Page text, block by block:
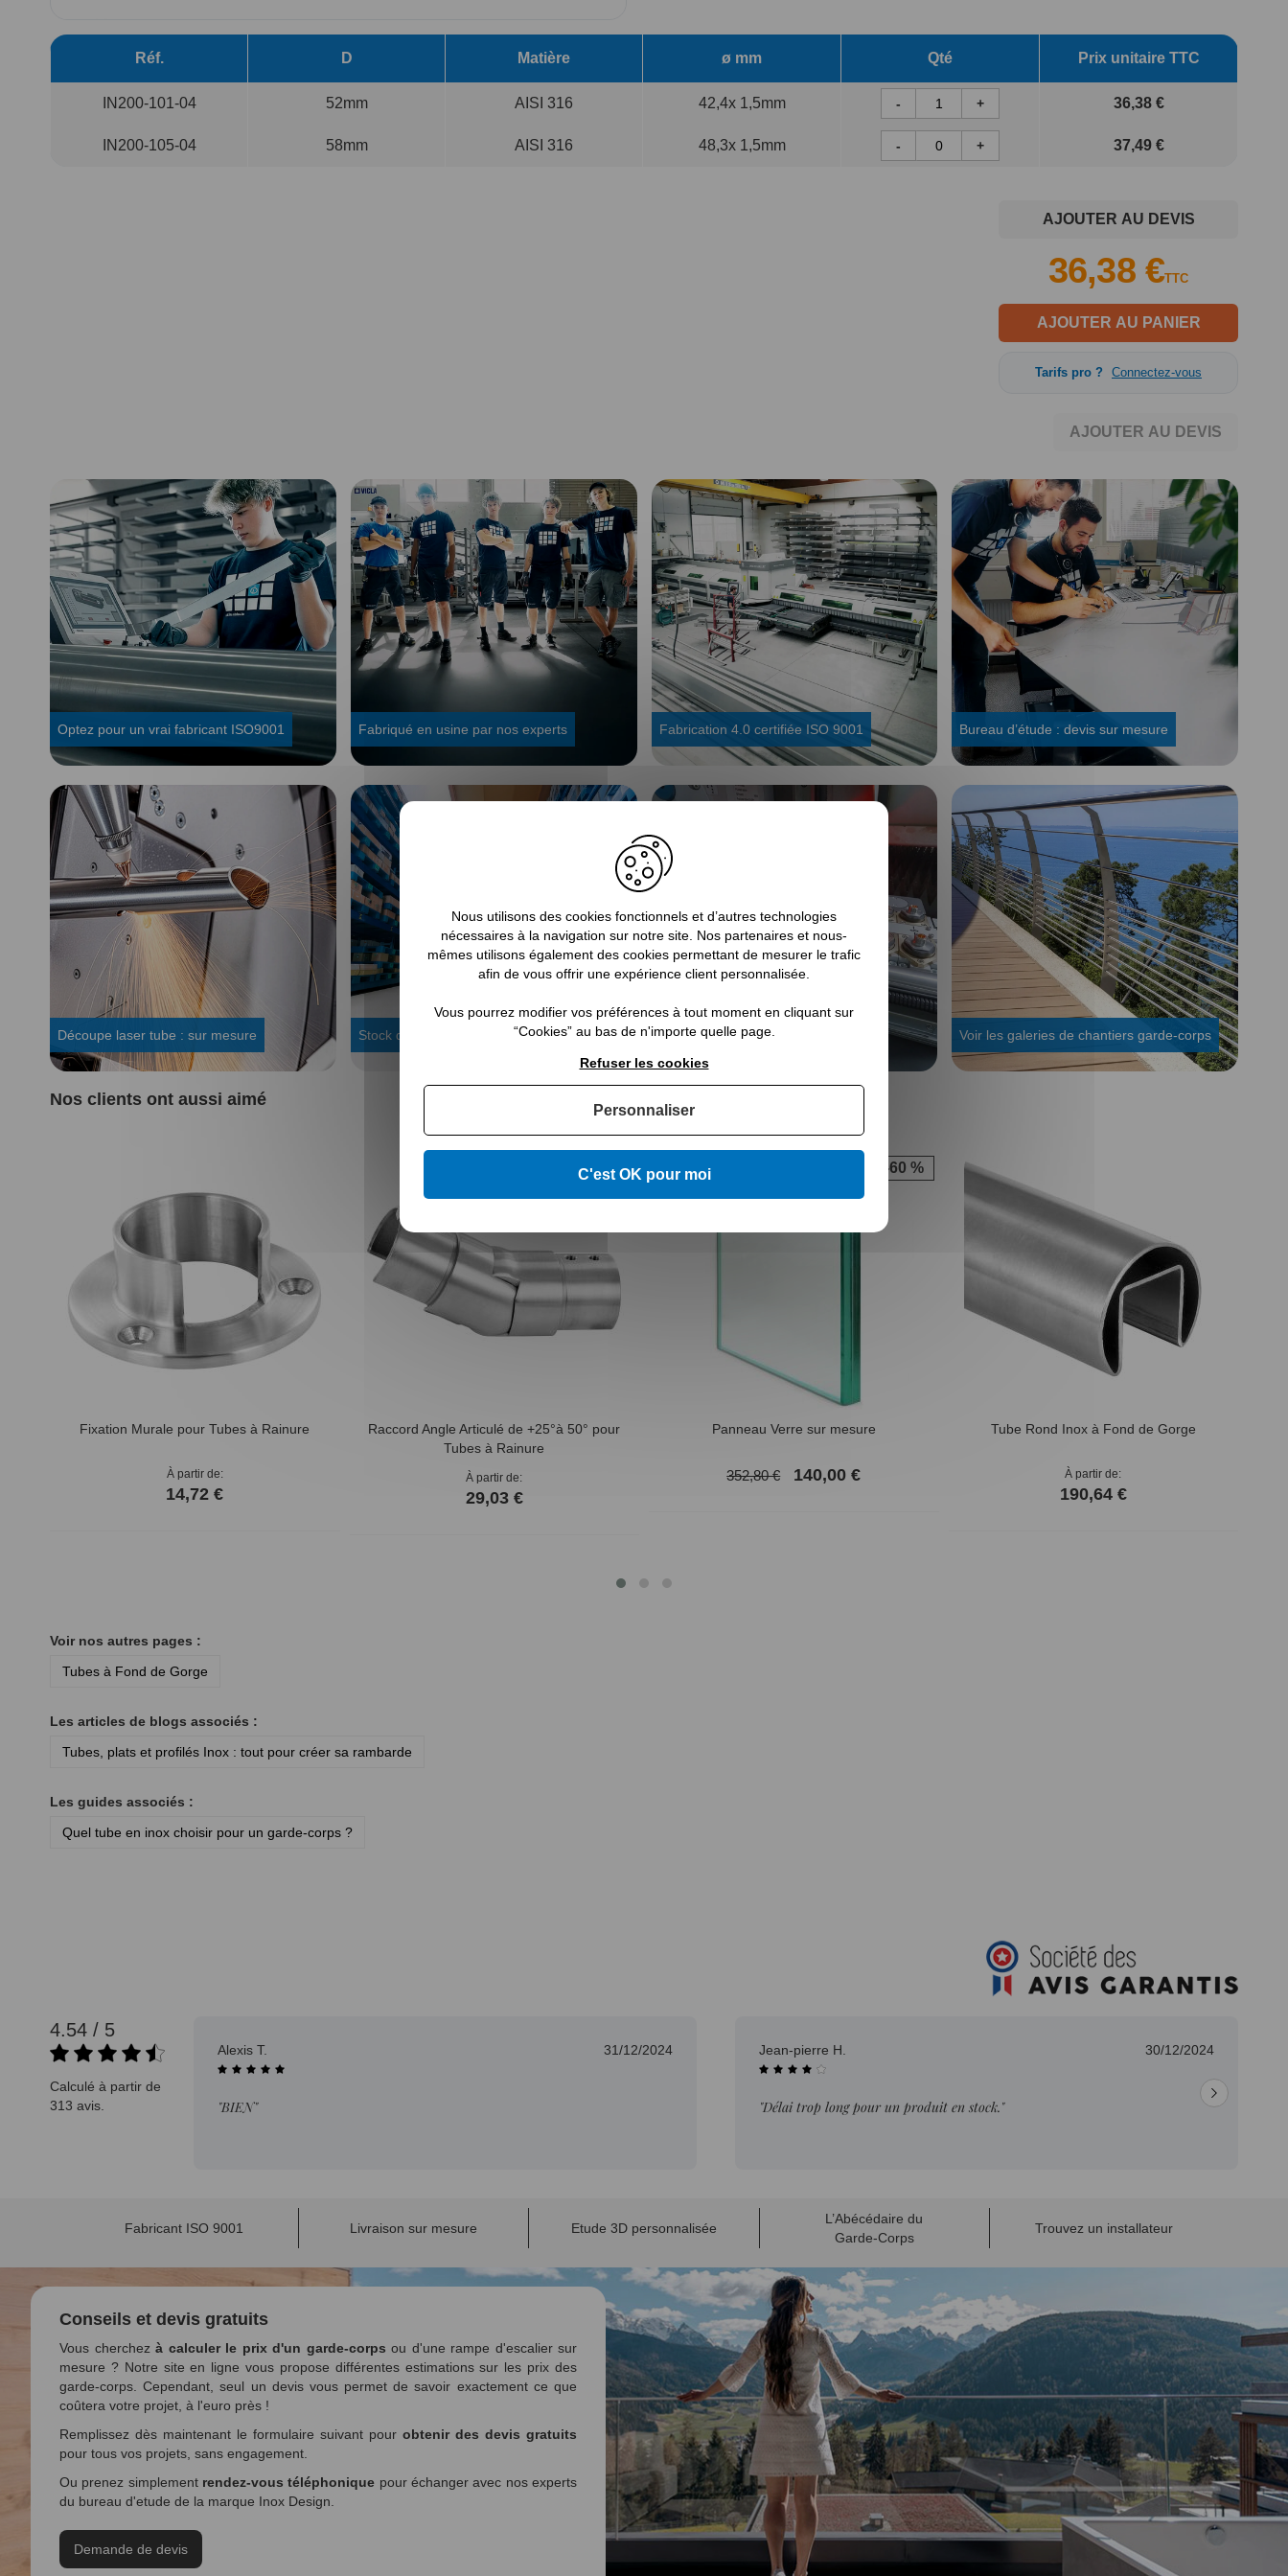
au
de
d’images
Réf. D Matière ø mm Qté Prix unitaire TTC
IN200-101-04 52mm AISI 316 42,4x 1,5mm - + 36,38 €
IN200-105-04 58mm AISI 316 48,3x 1,5mm - + 37,49 €
AJOUTER AU PANIER
36,38 €TTC
AJOUTER AU DEVIS
Tarifs pro ? Connectez-vous
AJOUTER AU DEVIS
Optez pour un vrai fabricant ISO9001 Fabriqué en usine par nos experts Fabrication 4.0 certifiée ISO 9001 Bureau d’étude : devis sur mesure
Découpe laser tube : sur mesure Stock dispo, expédié en 24/48h Tôles sur mesure : découpe laser Voir les galeries de chantiers garde-corps
Nos clients ont aussi aimé
Fixation Murale pour Tubes à Rainure
À partir de
14,72 €
Raccord Angle Articulé de +25°à 50° pour
Tubes à Rainure
À partir de
29,03 €
Panneau Verre sur mesure
352,80 € 140,00 €
-60 %
Tube Rond Inox à Fond de Gorge
À partir de
190,64 €
Voir nos autres pages :
Tubes à Fond de Gorge
Les articles de blogs associés :
Tubes, plats et profilés Inox : tout pour créer sa rambarde
Les guides associés :
Quel tube en inox choisir pour un garde-corps ?
4.54 / 5
Calculé à partir de
313 avis.
08/08/2025 Alexis T. 31/12/2024
"BIEN"
Jean-pierre H. 30/12/2024
"Délai trop long pour un produit en stock."
Fabricant ISO 9001 Livraison sur mesure Etude 3D personnalisée
L’Abécédaire du
Garde-Corps
Trouvez un installateur
Conseils et devis gratuits
Vous cherchez à calculer le prix d'un garde-corps ou d'une rampe d'escalier sur
mesure ? Notre site en ligne vous propose différentes estimations sur les prix des
garde-corps. Cependant, seul un devis vous permet de savoir exactement ce que
coûtera votre projet, à l'euro près !
Remplissez dès maintenant le formulaire suivant pour obtenir des devis gratuits
pour tous vos projets, sans engagement.
Ou prenez simplement rendez-vous téléphonique pour échanger avec nos experts
du bureau d'etude de la marque Inox Design.
Demande de devis
Nous utilisons des cookies fonctionnels et d’autres technologies
nécessaires à la navigation sur notre site. Nos partenaires et nous-
mêmes utilisons également des cookies permettant de mesurer le trafic
afin de vous offrir une expérience client personnalisée.
Vous pourrez modifier vos préférences à tout moment en cliquant sur
“Cookies” au bas de n'importe quelle page.
C'est OK pour moi
Refuser les cookies
Personnaliser